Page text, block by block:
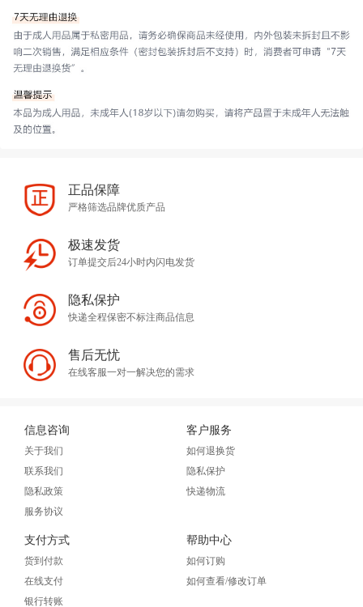
正品保障
严格筛选品牌优质产品
极速发货
订单提交后24小时内闪电发货
隐私保护
快递全程保密不标注商品信息
售后无忧
在线客服一对一解决您的需求
信息咨询
关于我们
联系我们
隐私政策
服务协议
客户服务
如何退换货
隐私保护
快递物流
支付方式
货到付款
在线支付
银行转账
帮助中心
如何订购
如何查看/修改订单